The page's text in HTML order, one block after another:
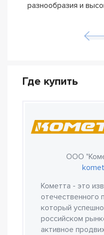
разнообразия и
Где купить
ООО
Кометта - это
отечественного
который
российском
активное